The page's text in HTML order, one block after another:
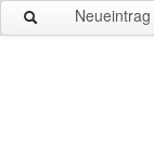
Neueintrag